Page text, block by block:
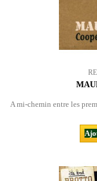
A mi-chemin entre les